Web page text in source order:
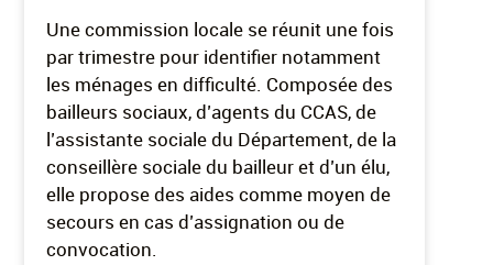
Une commission locale se réunit une fois
par trimestre pour identifier notamment
les ménages en difficulté. Composée des
bailleurs sociaux, d’agents du CCAS, de
l’assistante sociale du Département, de la
conseillère sociale du bailleur et d’un élu,
elle propose des aides comme moyen de
secours en cas d’assignation ou de
convocation.